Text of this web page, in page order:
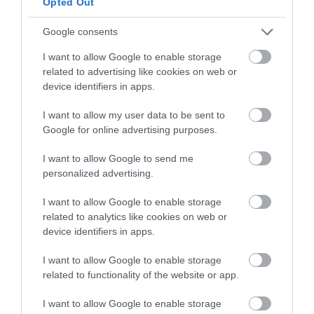
Google consents
I want to allow Google to enable storage
related to advertising like cookies on web or
device identifiers in apps.
I want to allow my user data to be sent to
Google for online advertising purposes.
I want to allow Google to send me
personalized advertising.
I want to allow Google to enable storage
related to analytics like cookies on web or
device identifiers in apps.
I want to allow Google to enable storage
related to functionality of the website or app.
I want to allow Google to enable storage
báscula digital
molde cuadrado 23 x 23 cm
rejilla de enfriado
termómetro digital de cocina (facultativo)
pincel de repostería
tabla de cortar + cuchillo
cuchillo de sierra pan, Opinel
Elaboración